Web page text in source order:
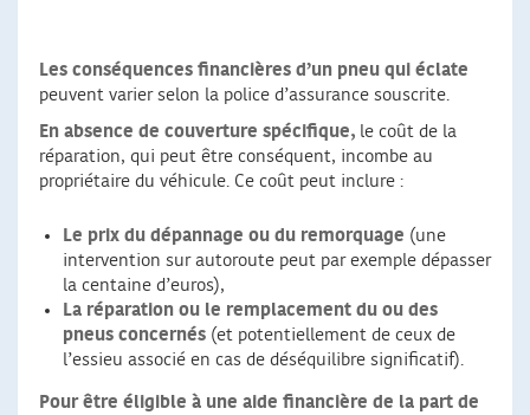
Les conséquences financières d’un pneu qui éclate
peuvent varier selon la police d’assurance souscrite.
En absence de couverture spécifique, le coût de la
réparation, qui peut être conséquent, incombe au
propriétaire du véhicule. Ce coût peut inclure :
Le prix du dépannage ou du remorquage (une
intervention sur autoroute peut par exemple dépasser
la centaine d’euros),
La réparation ou le remplacement du ou des
pneus concernés (et potentiellement de ceux de
l’essieu associé en cas de déséquilibre significatif).
Pour être éligible à une aide financière de la part de